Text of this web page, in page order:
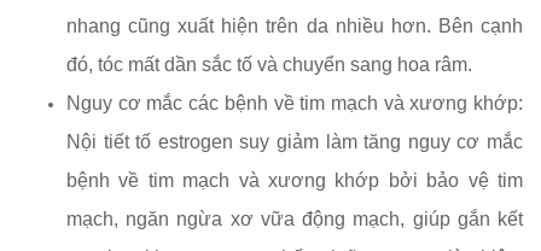
nhang cũng xuất hiện trên da nhiều hơn. Bên cạnh
đó, tóc mất dần sắc tố và chuyển sang hoa râm.
Nguy cơ mắc các bệnh về tim mạch và xương khớp:
Nội tiết tố estrogen suy giảm làm tăng nguy cơ mắc
bệnh về tim mạch và xương khớp bởi bảo vệ tim
mạch, ngăn ngừa xơ vữa động mạch, giúp gắn kết